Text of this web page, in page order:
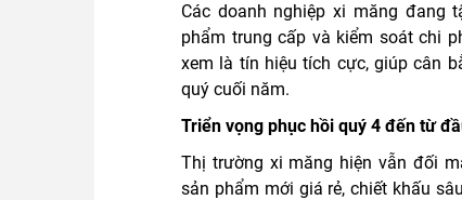
Các doanh nghiệp xi măng đang
phẩm trung cấp và kiểm soát chi
xem là tín hiệu tích cực, giúp cân
quý cuối năm.
Triển vọng phục hồi quý 4 đến từ
Thị trường xi măng hiện vẫn đối
sản phẩm mới giá rẻ, chiết khấu